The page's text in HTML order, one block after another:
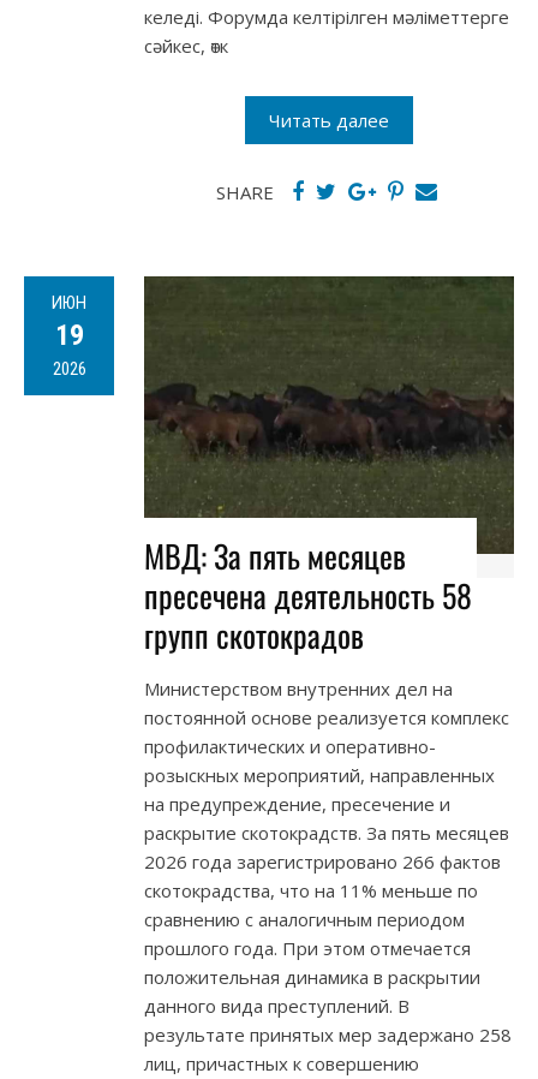
келеді. Форумда келтірілген мәліметтерге
сәйкес, өтк
Читать далее
SHARE
ИЮН
19
2026
МВД: За пять месяцев
пресечена деятельность 58
групп скотокрадов
Министерством внутренних дел на
постоянной основе реализуется комплекс
профилактических и оперативно-
розыскных мероприятий, направленных
на предупреждение, пресечение и
раскрытие скотокрадств. За пять месяцев
2026 года зарегистрировано 266 фактов
скотокрадства, что на 11% меньше по
сравнению с аналогичным периодом
прошлого года. При этом отмечается
положительная динамика в раскрытии
данного вида преступлений. В
результате принятых мер задержано 258
лиц, причастных к совершению